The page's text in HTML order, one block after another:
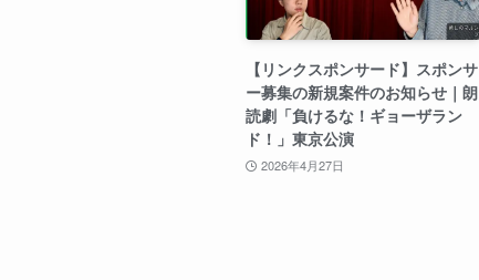
【リンクスポンサード】スポンサ
ー募集の新規案件のお知らせ｜朗
読劇「負けるな！ギョーザラン
ド！」東京公演
2026年4月27日